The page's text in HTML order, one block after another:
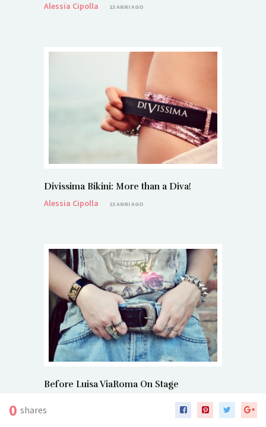
Alessia Cipolla
13 ANNI AGO
Divissima Bikini: More than a Diva!
Alessia Cipolla
13 ANNI AGO
Before Luisa ViaRoma On Stage
0 shares